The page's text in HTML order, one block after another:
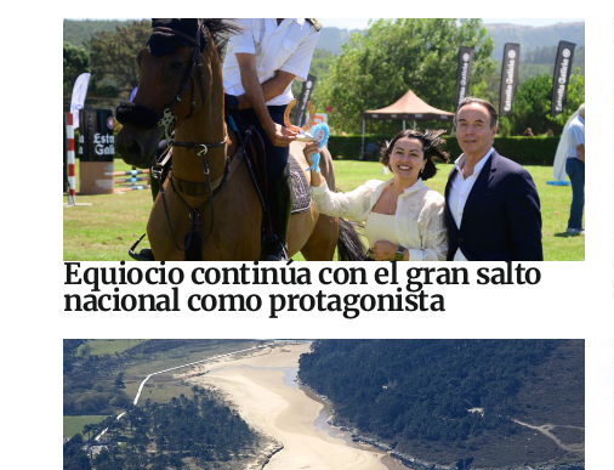
Equiocio continúa con el gran salto
nacional como protagonista